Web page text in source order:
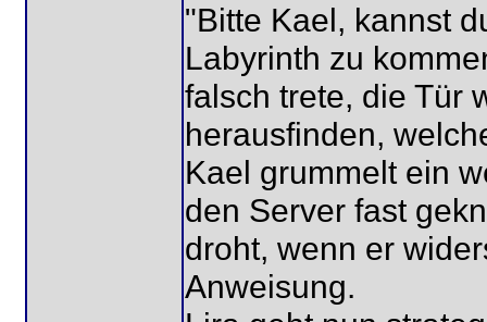
"Bitte Kael, kannst
Labyrinth zu
falsch trete, die Tür
herausfinden,
Kael grummelt ein
den Server fast
droht, wenn er
Anweisung.